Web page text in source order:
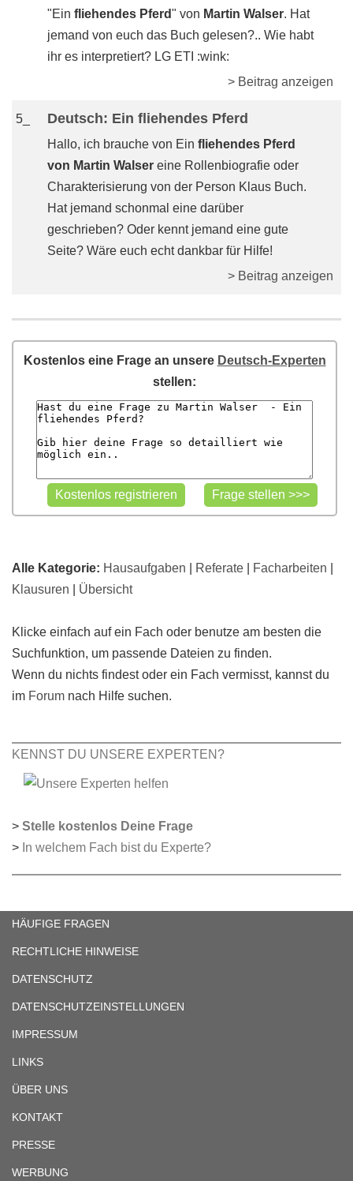
"Ein fliehendes Pferd" von Martin Walser. Hat
jemand von euch das Buch gelesen?.. Wie habt
ihr es interpretiert? LG ETI :wink:
> Beitrag anzeigen
5_ Deutsch: Ein fliehendes Pferd
Hallo, ich brauche von Ein fliehendes Pferd
von Martin Walser eine Rollenbiografie oder
Charakterisierung von der Person Klaus Buch.
Hat jemand schonmal eine darüber
geschrieben? Oder kennt jemand eine gute
Seite? Wäre euch echt dankbar für Hilfe!
> Beitrag anzeigen
Kostenlos eine Frage an unsere Deutsch-Experten
stellen:
Alle Kategorie: Hausaufgaben Referate Facharbeiten
Klausuren
Übersicht
Klicke einfach auf ein Fach oder benutze am besten die
Suchfunktion, um passende Dateien zu finden.
Wenn du nichts findest oder ein Fach vermisst, kannst du
im Forum nach Hilfe suchen.
KENNST DU UNSERE EXPERTEN?
> Stelle kostenlos Deine Frage
> In welchem Fach bist du Experte?
HÄUFIGE FRAGEN
RECHTLICHE HINWEISE
DATENSCHUTZ
DATENSCHUTZEINSTELLUNGEN
IMPRESSUM
LINKS
ÜBER UNS
KONTAKT
PRESSE
WERBUNG